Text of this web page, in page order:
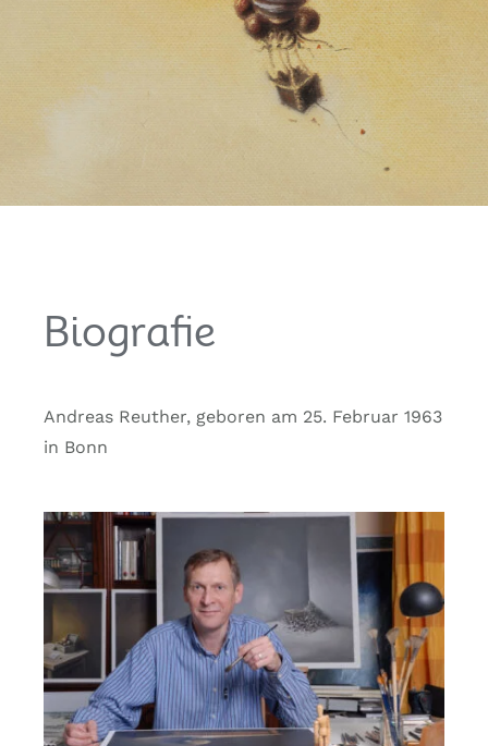
Biografie
Andreas Reuther, geboren am 25. Februar 1963
in Bonn